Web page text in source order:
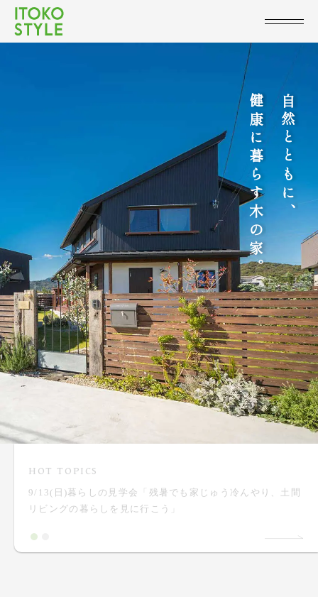
自
然
と
と
も
に
、
健
康
に
暮
ら
す
木
の
家
。
HOT TOPICS
9/13(日)暮らしの見学会「残暑でも家じゅう冷んやり、土間
リビングの暮らしを見に行こう」